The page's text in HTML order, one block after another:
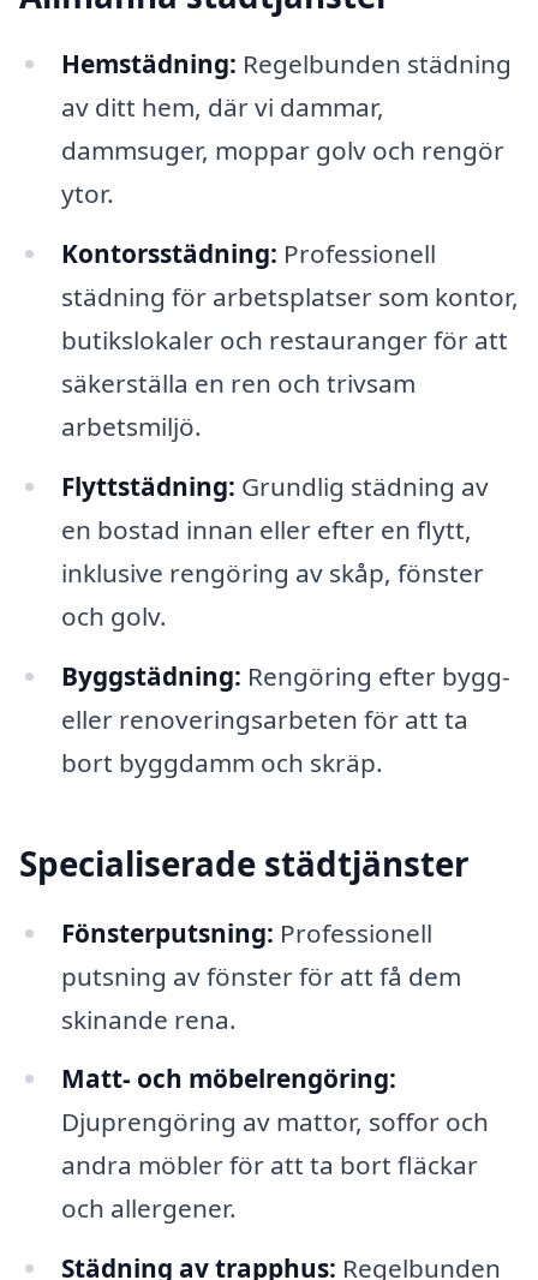
Hemstädning: Regelbunden städning
av ditt hem, där vi dammar,
dammsuger, moppar golv och rengör
ytor.
Kontorsstädning: Professionell
städning för arbetsplatser som kontor,
butikslokaler och restauranger för att
säkerställa en ren och trivsam
arbetsmiljö.
Flyttstädning: Grundlig städning av
en bostad innan eller efter en flytt,
inklusive rengöring av skåp, fönster
och golv.
Byggstädning: Rengöring efter bygg-
eller renoveringsarbeten för att ta
bort byggdamm och skräp.
Specialiserade städtjänster
Fönsterputsning: Professionell
putsning av fönster för att få dem
skinande rena.
Matt- och möbelrengöring:
Djuprengöring av mattor, soffor och
andra möbler för att ta bort fläckar
och allergener.
Städning av trapphus: Regelbunden